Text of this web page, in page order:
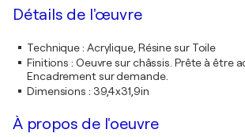
Détails de l'œuvre
Technique: Acrylique, Résine sur Toile
Finitions : Oeuvre sur châssis. Prête à être
Encadrement sur demande.
Dimensions : 39,4x31,9in
À propos de l'oeuvre